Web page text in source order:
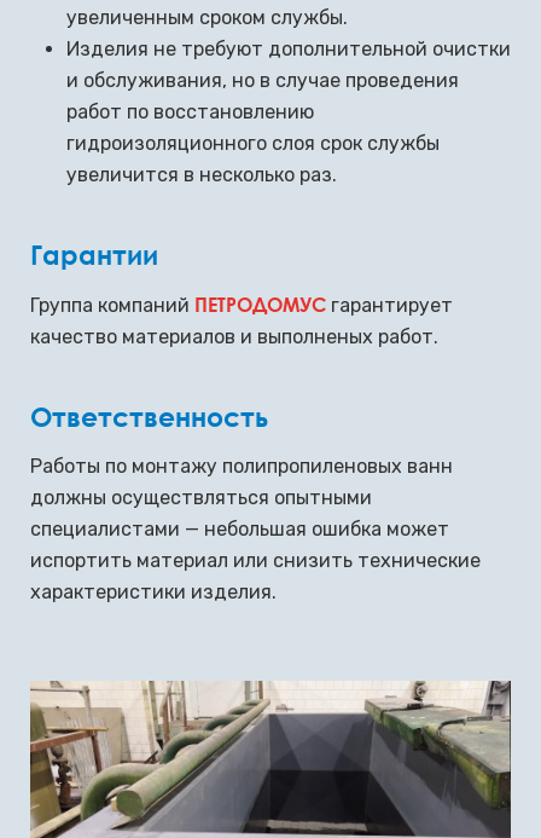
увеличенным сроком службы.
Изделия не требуют дополнительной очистки
и обслуживания, но в случае проведения
работ по восстановлению
гидроизоляционного слоя срок службы
увеличится в несколько раз.
Гарантии
Группа компаний ПЕТРОДОМУС гарантирует
качество материалов и выполненых работ.
Ответственность
Работы по монтажу полипропиленовых ванн
должны осуществляться опытными
специалистами — небольшая ошибка может
испортить материал или снизить технические
характеристики изделия.